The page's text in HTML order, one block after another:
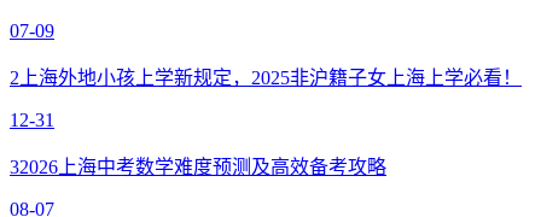
07-09
2 上海外地小孩上学新规定，2025非沪籍子女上海上学必看！
12-31
32026上海中考数学难度预测及高效备考攻略
08-07